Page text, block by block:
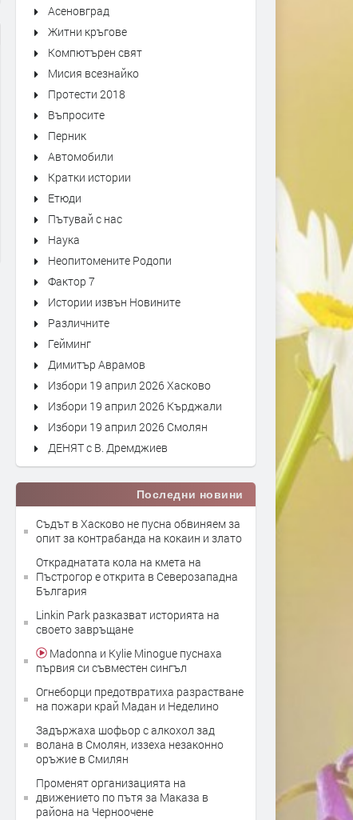
Срещу строежа на две жилищни
сгради протестират жителите
на Димитровград
преди 4 седмици
Най-после започва
пътя Димитровград -
Здравец - Странско
Асеновград
Житни кръгове
Компютърен свят
Мисия всезнайко
Протести 2018
Въпросите
Перник
Автомобили
Кратки истории
Етюди
Пътувай с нас
Наука
Неопитомените Родопи
Фактор 7
Истории извън Новините
Различните
Гейминг
Димитър Аврамов
Избори 19 април 2026 Хасково
Избори 19 април 2026 Кърджали
Избори 19 април 2026 Смолян
ДЕНЯТ с В. Дремджиев
Последни новини
Съдът в Хасково не пусна обвиняем за
опит за контрабанда на кокаин и злато
Откраднатата кола на кмета на
Пъстрогор е открита в Северозападна
България
Linkin Park разказват историята на
своето завръщане
Madonna и Kylie Minogue пуснаха
първия си съвместен сингъл
Огнеборци предотвратиха разрастване
на пожари край Мадан и Неделино
Задържаха шофьор с алкохол зад
волана в Смолян, иззеха незаконно
оръжие в Смилян
Променят организацията на
движението по пътя за Маказа в
района на Черноочене